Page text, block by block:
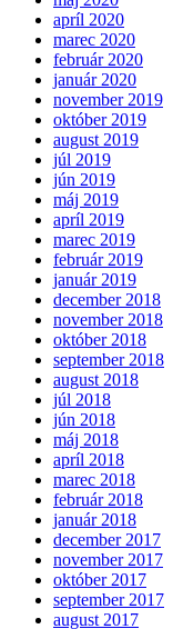
apríl 2020
marec 2020
február 2020
január 2020
november 2019
október 2019
august 2019
júl 2019
jún 2019
máj 2019
apríl 2019
marec 2019
február 2019
január 2019
december 2018
november 2018
október 2018
september 2018
august 2018
júl 2018
jún 2018
máj 2018
apríl 2018
marec 2018
február 2018
január 2018
december 2017
november 2017
október 2017
september 2017
august 2017